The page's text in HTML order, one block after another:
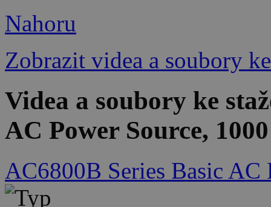
Nahoru
Zobrazit videa a soubory
Videa a soubory ke
AC Power Source,
AC6800B Series Basic AC